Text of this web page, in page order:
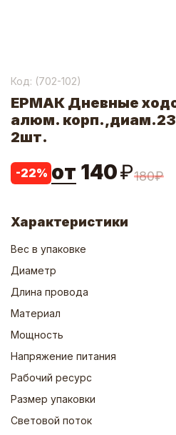
Код: (702-102)
ЕРМАК Дневные
алюм.
2шт.
-22% от 140₽180₽
Характеристики
Вес в упаковке
Диаметр
Длина провода
Материал
Мощность
Напряжение питания
Рабочий ресурс
Размер упаковки
Световой поток